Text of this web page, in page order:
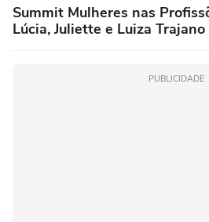
Summit Mulheres nas
Lúcia, Juliette e Luiza
PUBLICIDADE